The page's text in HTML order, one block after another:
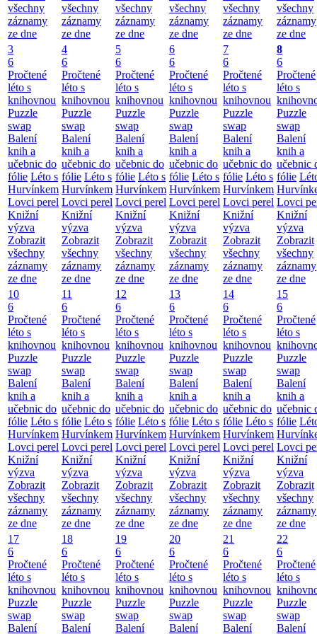
všechny
záznamy
ze dne
všechny
záznamy
ze dne
všechny
záznamy
ze dne
všechny
záznamy
ze dne
všechny
záznamy
ze dne
všechny
záznamy
ze dne
3
6
Pročtené
léto s
knihovnou
Puzzle
swap
Balení
knih a
učebnic do
fólie Léto s
Hurvínkem
Lovci perel
Knižní
výzva
Zobrazit
všechny
záznamy
ze dne
4
6
Pročtené
léto s
knihovnou
Puzzle
swap
Balení
knih a
učebnic do
fólie Léto s
Hurvínkem
Lovci perel
Knižní
výzva
Zobrazit
všechny
záznamy
ze dne
5
6
Pročtené
léto s
knihovnou
Puzzle
swap
Balení
knih a
učebnic do
fólie Léto s
Hurvínkem
Lovci perel
Knižní
výzva
Zobrazit
všechny
záznamy
ze dne
6
6
Pročtené
léto s
knihovnou
Puzzle
swap
Balení
knih a
učebnic do
fólie Léto s
Hurvínkem
Lovci perel
Knižní
výzva
Zobrazit
všechny
záznamy
ze dne
7
6
Pročtené
léto s
knihovnou
Puzzle
swap
Balení
knih a
učebnic do
fólie Léto s
Hurvínkem
Lovci perel
Knižní
výzva
Zobrazit
všechny
záznamy
ze dne
8
6
Pročtené
léto s
Puzzle
swap
Balení
knih a
učebnic
fólie
Lovci
Knižní
výzva
Zobrazit
všechny
záznamy
ze dne
10
6
Pročtené
léto s
knihovnou
Puzzle
swap
Balení
knih a
učebnic do
fólie Léto s
Hurvínkem
Lovci perel
Knižní
výzva
Zobrazit
všechny
záznamy
ze dne
11
6
Pročtené
léto s
knihovnou
Puzzle
swap
Balení
knih a
učebnic do
fólie Léto s
Hurvínkem
Lovci perel
Knižní
výzva
Zobrazit
všechny
záznamy
ze dne
12
6
Pročtené
léto s
knihovnou
Puzzle
swap
Balení
knih a
učebnic do
fólie Léto s
Hurvínkem
Lovci perel
Knižní
výzva
Zobrazit
všechny
záznamy
ze dne
13
6
Pročtené
léto s
knihovnou
Puzzle
swap
Balení
knih a
učebnic do
fólie Léto s
Hurvínkem
Lovci perel
Knižní
výzva
Zobrazit
všechny
záznamy
ze dne
14
6
Pročtené
léto s
knihovnou
Puzzle
swap
Balení
knih a
učebnic do
fólie Léto s
Hurvínkem
Lovci perel
Knižní
výzva
Zobrazit
všechny
záznamy
ze dne
15
6
Pročtené
léto s
Puzzle
swap
Balení
knih a
učebnic
fólie
Lovci
Knižní
výzva
Zobrazit
všechny
záznamy
ze dne
17
6
Pročtené
léto s
knihovnou
Puzzle
swap
Balení
18
6
Pročtené
léto s
knihovnou
Puzzle
swap
Balení
19
6
Pročtené
léto s
knihovnou
Puzzle
swap
Balení
20
6
Pročtené
léto s
knihovnou
Puzzle
swap
Balení
21
6
Pročtené
léto s
knihovnou
Puzzle
swap
Balení
22
6
Pročtené
léto s
Puzzle
swap
Balení